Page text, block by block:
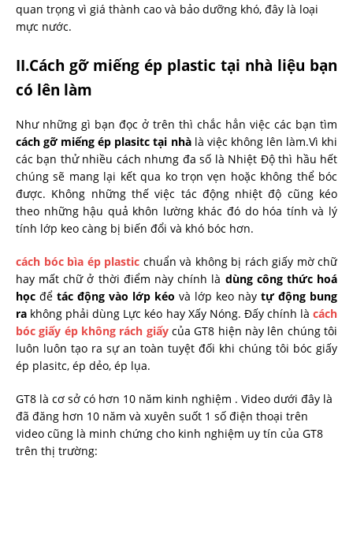
quan trọng vì giá thành cao và bảo dưỡng khó, đây là loại
mực nước.
II.Cách gỡ miếng ép plastic tại nhà liệu bạn
có lên làm
Như những gì bạn đọc ở trên thì chắc hẳn việc các bạn tìm
cách gỡ miếng ép plasitc tại nhàlà việc không lên làm.Vì khi
các bạn thử nhiều cách nhưng đa số là Nhiệt Độ thì hầu hết
chúng sẽ mang lại kết qua ko trọn vẹn hoặc không thể bóc
được. Không những thế việc tác động nhiệt độ cũng kéo
theo những hậu quả khôn lường khác đó do hóa tính và lý
tính lớp keo càng bị biến đổi và khó bóc hơn.
cách bóc bìa ép plastic chuẩn và không bị rách giấy mờ chữ
hay mất chữ ở thời điểm này chính là dùng công thức hoá
học để tác động vào lớp kéo và lớp keo này tự động bung
ra không phải dùng Lực kéo hay Xấy Nóng. Đấy chính là cách
bóc giấy ép không rách giấycủa GT8 hiện này lên chúng tôi
luôn luôn tạo ra sự an toàn tuyệt đối khi chúng tôi bóc giấy
ép plasitc, ép dẻo, ép lụa.
GT8 là cơ sở có hơn 10 năm kinh nghiệm . Video dưới đây là
đã đăng hơn 10 năm và xuyên suốt 1 số điện thoại trên
video cũng là minh chứng cho kinh nghiệm uy tín của GT8
trên thị trường: